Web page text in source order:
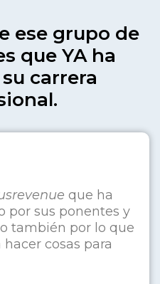
ese grupo de
que YA ha
carrera
que ha
por sus ponentes y
también por lo que
cosas para